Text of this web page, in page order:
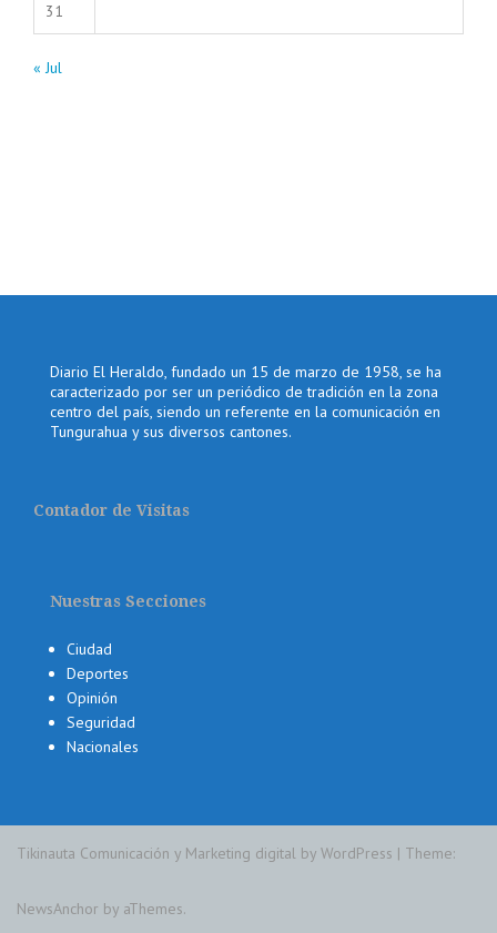
31
« Jul
Diario El Heraldo, fundado un 15 de marzo de 1958, se ha
caracterizado por ser un periódico de tradición en la zona
centro del país, siendo un referente en la comunicación en
Tungurahua y sus diversos cantones.
Contador de Visitas
Nuestras Secciones
Ciudad
Deportes
Opinión
Seguridad
Nacionales
Tikinauta Comunicación y Marketing digital by WordPress | Theme:
NewsAnchor by aThemes.